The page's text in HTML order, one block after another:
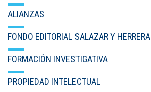
ALIANZAS
FONDO EDITORIAL SALAZAR Y HERRERA
FORMACIÓN INVESTIGATIVA
PROPIEDAD INTELECTUAL